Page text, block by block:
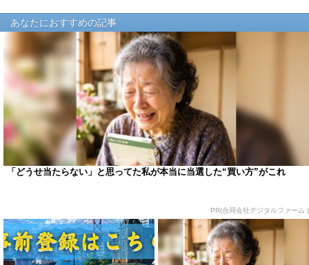
あなたにおすすめの記事
「どうせ当たらない」と思ってた私が本当に当選した“買い方”がこれ
PR(合同会社デジタルファーム )